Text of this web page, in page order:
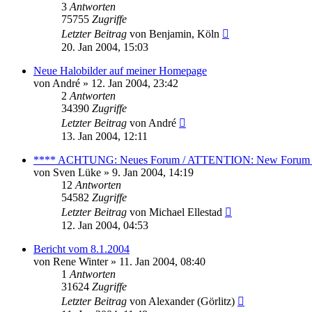
3 Antworten
75755 Zugriffe
Letzter Beitrag von Benjamin, Köln
20. Jan 2004, 15:03
Neue Halobilder auf meiner Homepage
von André » 12. Jan 2004, 23:42
2 Antworten
34390 Zugriffe
Letzter Beitrag von André
13. Jan 2004, 12:11
**** ACHTUNG: Neues Forum / ATTENTION: New
von Sven Lüke » 9. Jan 2004, 14:19
12 Antworten
54582 Zugriffe
Letzter Beitrag von Michael Ellestad
12. Jan 2004, 04:53
Bericht vom 8.1.2004
von Rene Winter» 11. Jan 2004, 08:40
1 Antworten
31624 Zugriffe
Letzter Beitrag von Alexander (Görlitz)